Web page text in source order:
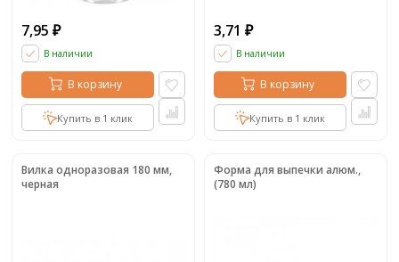
7,95 ₽
В наличии
В корзину
Купить в 1 клик
3,71 ₽
В наличии
В корзину
Купить в 1 клик
Вилка одноразовая 180 мм,
черная
Форма для выпечки алюм.,
(780 мл)